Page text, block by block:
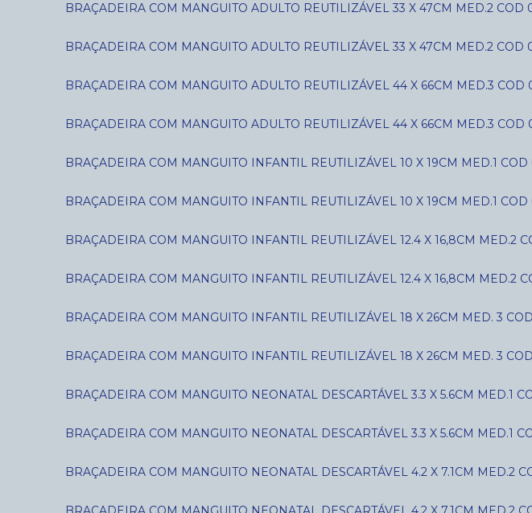
BRAÇADEIRA COM MANGUITO ADULTO REUTILIZÁVEL 33 X 47CM MED.2 COD
BRAÇADEIRA COM MANGUITO ADULTO REUTILIZÁVEL 33 X 47CM MED.2 COD
BRAÇADEIRA COM MANGUITO ADULTO REUTILIZÁVEL 44 X 66CM MED.3 COD
BRAÇADEIRA COM MANGUITO ADULTO REUTILIZÁVEL 44 X 66CM MED.3 COD
BRAÇADEIRA COM MANGUITO INFANTIL REUTILIZÁVEL 10 X 19CM MED.1
BRAÇADEIRA COM MANGUITO INFANTIL REUTILIZÁVEL 10 X 19CM MED.1
BRAÇADEIRA COM MANGUITO INFANTIL REUTILIZÁVEL 12.4 X 16,8CM MED.2
BRAÇADEIRA COM MANGUITO INFANTIL REUTILIZÁVEL 12.4 X 16,8CM MED.2
BRAÇADEIRA COM MANGUITO INFANTIL REUTILIZÁVEL 18 X 26CM MED. 3
BRAÇADEIRA COM MANGUITO INFANTIL REUTILIZÁVEL 18 X 26CM MED. 3
BRAÇADEIRA COM MANGUITO NEONATAL DESCARTÁVEL 3.3 X 5.6CM MED.1
BRAÇADEIRA COM MANGUITO NEONATAL DESCARTÁVEL 3.3 X 5.6CM MED.1
BRAÇADEIRA COM MANGUITO NEONATAL DESCARTÁVEL 4.2 X 7.1CM MED.2